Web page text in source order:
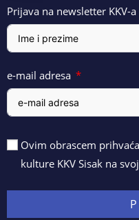
Prijava na newsletter KKV-a
e-mail adresa
Ovim obrascem
kulture KKV Sisak na